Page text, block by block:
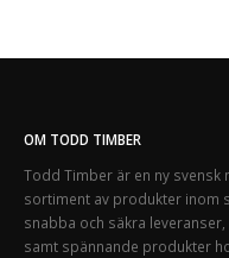
OM TODD TIMBER
Todd Timber är en ny
sortiment av produkter inom
snabba och säkra
samt spännande produkter